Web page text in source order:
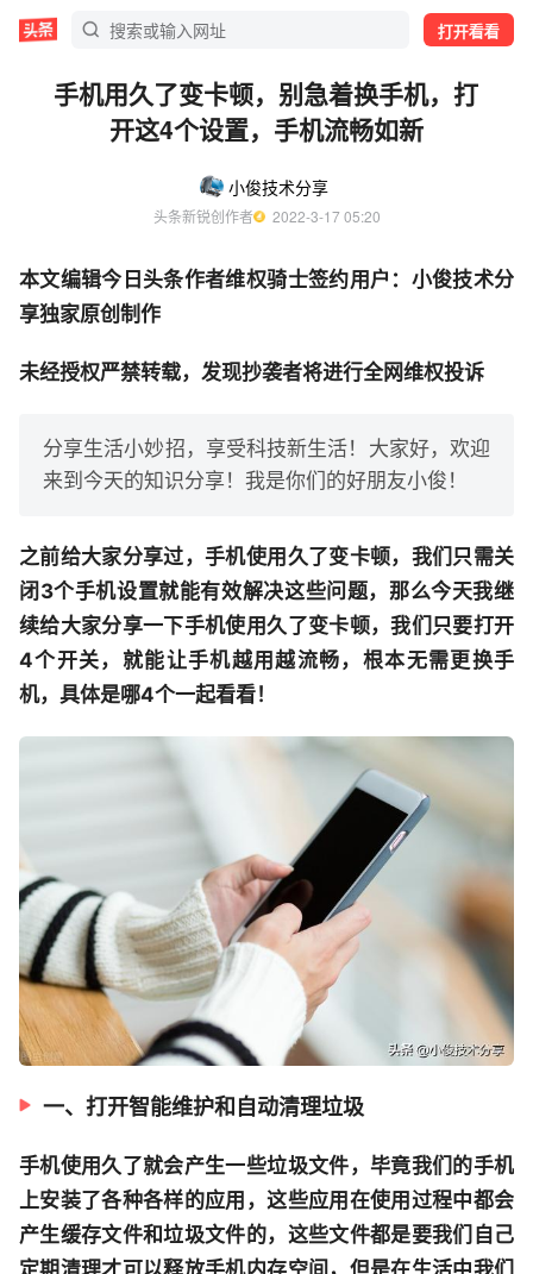
打开看看
手机用久了变卡顿，别急着换手机，打
开这4个设置，手机流畅如新
小俊技术分享
头条新锐创作者
  2022-3-17 05:20
本文编辑今日头条作者维权骑士签约用户：小俊技术分
享独家原创制作
未经授权严禁转载，发现抄袭者将进行全网维权投诉
分享生活小妙招，享受科技新生活！大家好，欢迎
来到今天的知识分享！我是你们的好朋友小俊！
之前给大家分享过，手机使用久了变卡顿，我们只需关
闭3个手机设置就能有效解决这些问题，那么今天我继
续给大家分享一下手机使用久了变卡顿，我们只要打开
4个开关，就能让手机越用越流畅，根本无需更换手
机，具体是哪4个一起看看！
一、打开智能维护和自动清理垃圾
手机使用久了就会产生一些垃圾文件，毕竟我们的手机
上安装了各种各样的应用，这些应用在使用过程中都会
产生缓存文件和垃圾文件的，这些文件都是要我们自己
定期清理才可以释放手机内存空间，但是在生活中我们